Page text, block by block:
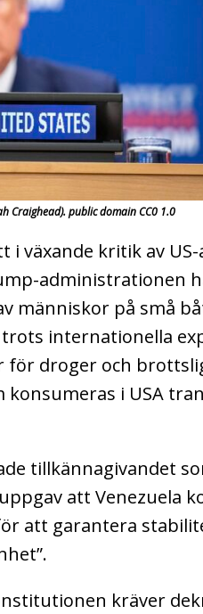
Craighead). public domain CC0 1.0
växande kritik av
administrationen
människor på små
internationella
för droger och
konsumeras i USA
tillkännagivandet
att Venezuela
att garantera
kräver